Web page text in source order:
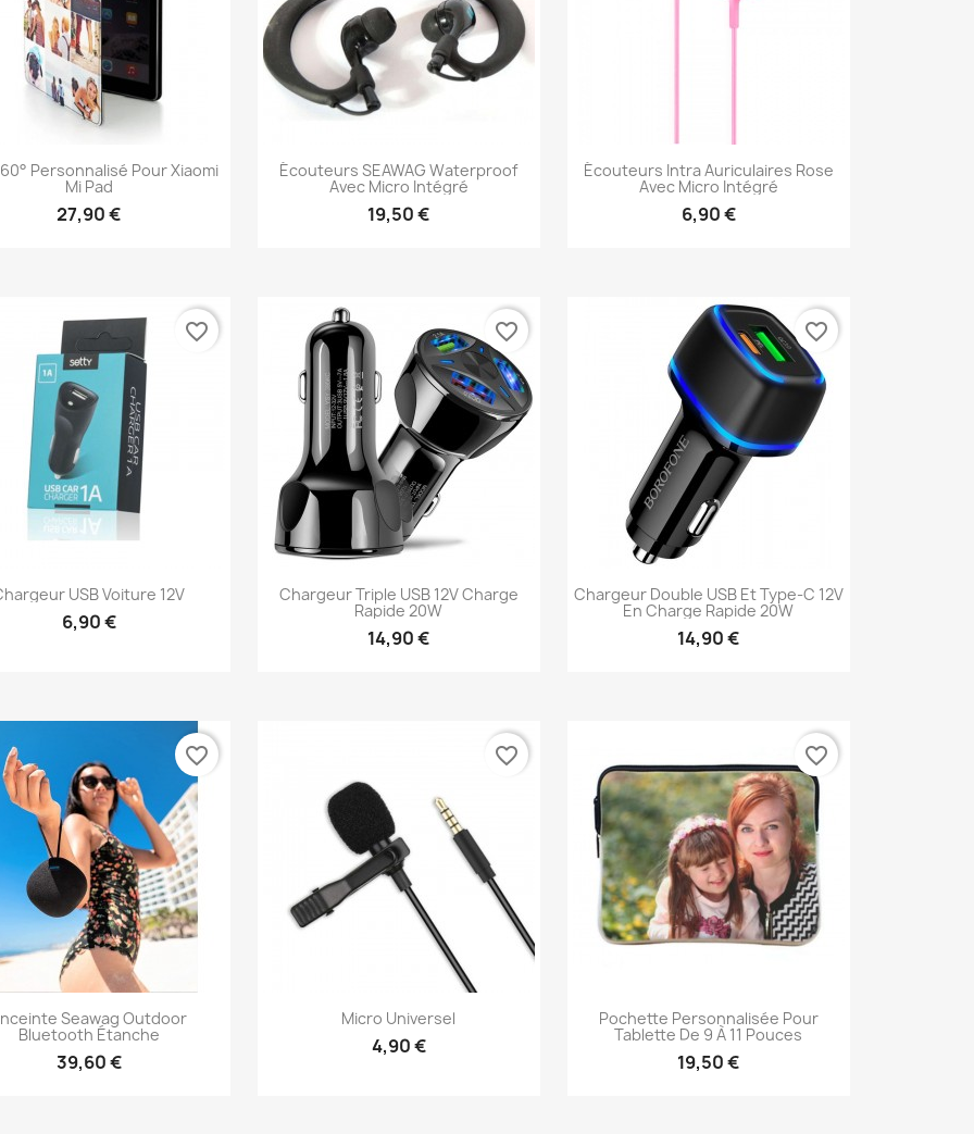
Personnalisé Pour Xiaomi
Mi Pad
27,90 €
Écouteurs SEAWAG Waterproof
Avec Micro Intégré
19,50 €
Écouteurs Intra Auriculaires Rose
Avec Micro Intégré
6,90 €
USB Voiture 12V
6,90 €
favorite_border
Chargeur Triple USB 12V Charge
Rapide 20W
14,90 €
favorite_border
Chargeur Double USB Et Type-C 12V
En Charge Rapide 20W
14,90 €
favorite_border
Seawag Outdoor
Bluetooth Étanche
39,60 €
favorite_border
Micro Universel
4,90 €
favorite_border
Pochette Personnalisée Pour
Tablette De 9 À 11 Pouces
19,50 €
favorite_border